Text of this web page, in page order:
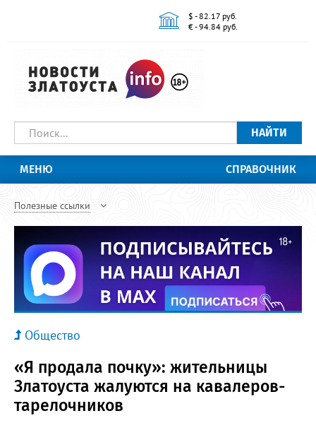
$ - 82.17 руб.
€ - 94.84 руб.
НАЙТИ
МЕНЮ СПРАВОЧНИК
Полезные ссылки
Общество
«Я продала почку»: жительницы
Златоуста жалуются на кавалеров-
тарелочников